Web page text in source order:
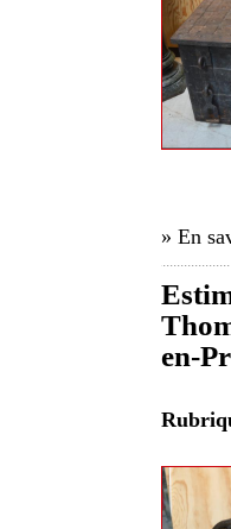
» En
en-